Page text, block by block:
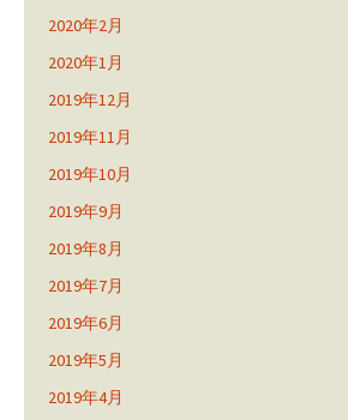
2020年2月
2020年1月
2019年12月
2019年11月
2019年10月
2019年9月
2019年8月
2019年7月
2019年6月
2019年5月
2019年4月